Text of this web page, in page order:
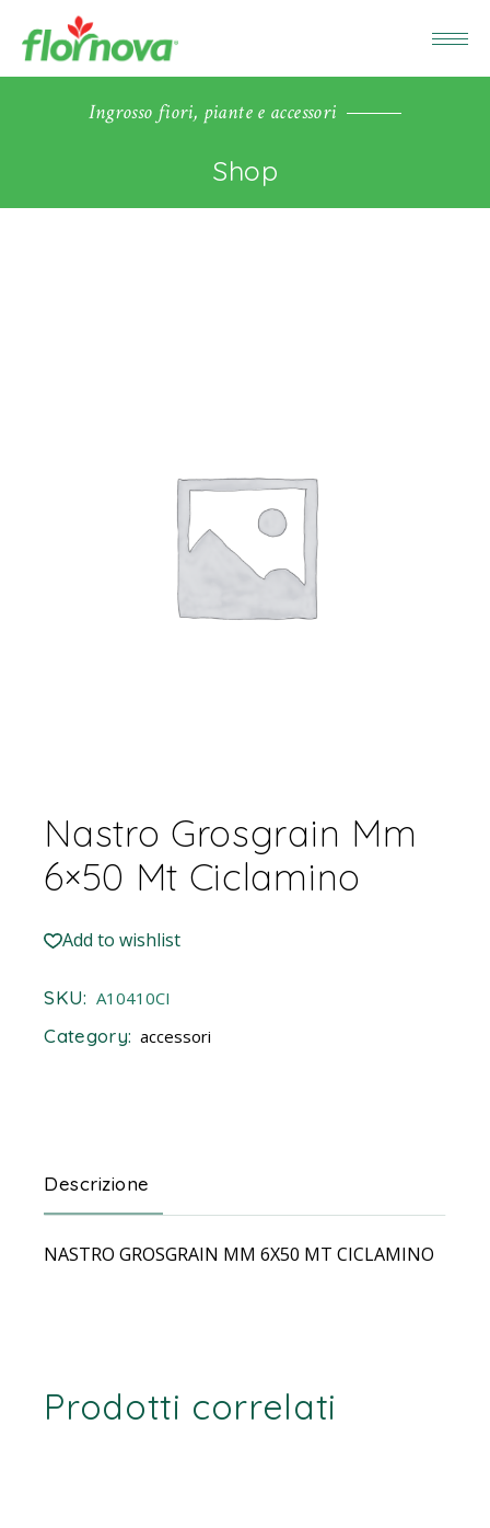
Ingrosso fiori, piante e accessori
Shop
Nastro Grosgrain Mm
6×50 Mt Ciclamino
Add to wishlist
SKU: A10410CI
Category: accessori
Descrizione
NASTRO GROSGRAIN MM 6X50 MT CICLAMINO
Prodotti correlati